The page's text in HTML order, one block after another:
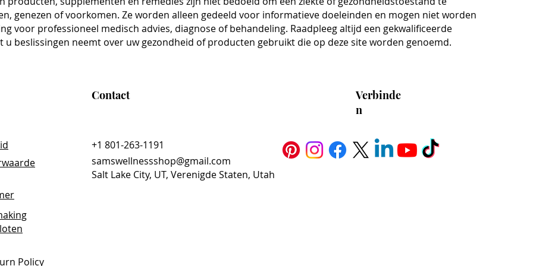
hair and scalp
healthy-looking nails
firm-looking skin
nutrients including vitamin E,
thought to support hydrated, firm-
is always:
the oil’s integrity
free)
genezen of voorkomen. Ze worden alleen gedeeld voor informatieve doeleinden en mogen niet worden
voor professioneel medisch advies, diagnose of behandeling. Raadpleeg altijd een gekwalificeerde
u beslissingen neemt over uw gezondheid of producten gebruikt die op deze site worden genoemd.
Policy
Contact
Verbinde
n
+1 801-263-1191
samswellnessshop@gmail.com
Salt Lake City, UT, Verenigde Staten, Utah